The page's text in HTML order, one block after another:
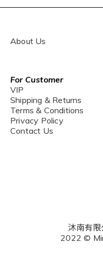
About Us
For Customer
VIP
Shipping & Returns
Terms & Conditions
Privacy Policy
Contact Us
沐南有
2022 ©